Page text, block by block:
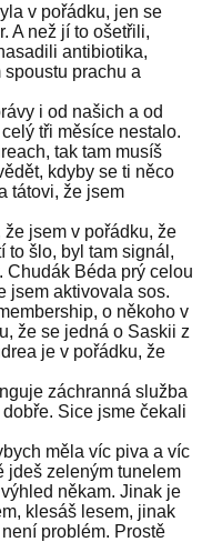
v pořádku, jen se
A než jí to ošetřili,
antibiotika,
prachu a
i od našich a od
tři měsíce nestalo.
tak tam musíš
kdyby se ti něco
tátovi, že jsem
jsem v pořádku, že
to šlo, byl tam signál,
Chudák Béda prý celou
jsem aktivovala sos.
o někoho v
že se jedná o Saskii z
je v pořádku, že
záchranná služba
Sice jsme čekali
měla víc piva a víc
jdeš zeleným tunelem
někam. Jinak je
klesáš lesem, jinak
problém. Prostě